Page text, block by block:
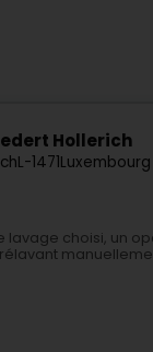
Hollerich
L-1471
choisi, un